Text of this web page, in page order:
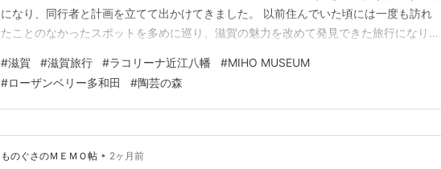
になり、同行者と計画を立てて出かけてきました。 以前住んでいた頃には一度も訪れ
たことのなかったスポットを多めに巡り、滋賀の魅力を改めて発見できた旅行になりま
で、レンタカー等を利用しての旅行がおすすめです。 1日目 ローザンベリー多和田 琵
琶湖沿いのカフェ｜きみと珈琲 Biwako …
#滋賀 #滋賀旅行 #ラコリーナ近江八幡 #MIHO MUSEUM
#ローザンベリー多和田 #陶芸の森
ものぐさのＭＥＭＯ帖 • 2ヶ月前